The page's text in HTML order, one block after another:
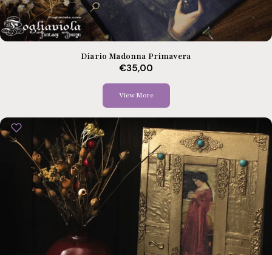
View More
Diario Madonna Primavera
€35,00